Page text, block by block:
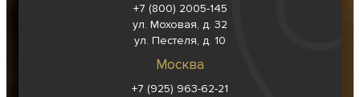
+7 (800) 2005-145
ул. Моховая, д. 32
ул. Пестеля, д. 10
Москва
+7 (925) 963-62-21